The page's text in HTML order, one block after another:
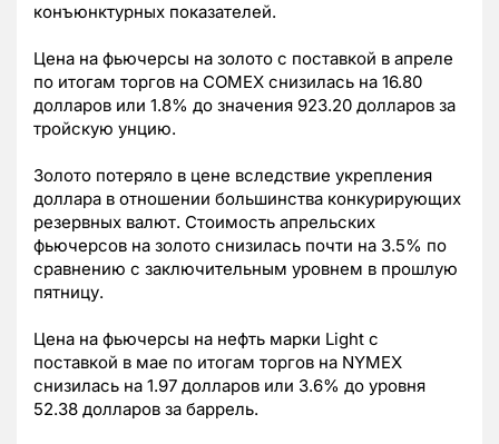
конъюнктурных показателей.
Цена на фьючерсы на золото с поставкой в апреле
по итогам торгов на COMEX снизилась на 16.80
долларов или 1.8% до значения 923.20 долларов за
тройскую унцию.
Золото потеряло в цене вследствие укрепления
доллара в отношении большинства конкурирующих
резервных валют. Стоимость апрельских
фьючерсов на золото снизилась почти на 3.5% по
сравнению с заключительным уровнем в прошлую
пятницу.
Цена на фьючерсы на нефть марки Light с
поставкой в мае по итогам торгов на NYMEX
снизилась на 1.97 долларов или 3.6% до уровня
52.38 долларов за баррель.